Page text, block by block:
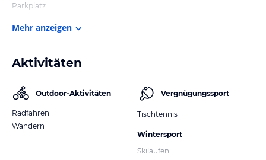
Parkplatz
Mehr anzeigen
Aktivitäten
Outdoor-Aktivitäten
Radfahren
Wandern
Vergnügungssport
Tischtennis
Wintersport
Skilaufen